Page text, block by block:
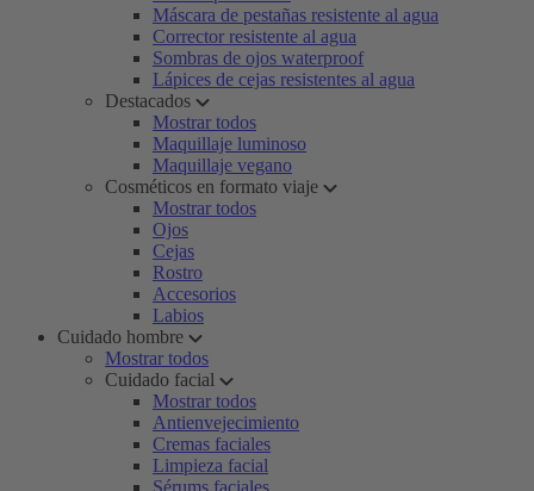
Máscara de pestañas resistente al agua
Corrector resistente al agua
Sombras de ojos waterproof
Lápices de cejas resistentes al agua
Destacados
Mostrar todos
Maquillaje luminoso
Maquillaje vegano
Cosméticos en formato viaje
Mostrar todos
Ojos
Cejas
Rostro
Accesorios
Labios
Cuidado hombre
Mostrar todos
Cuidado facial
Mostrar todos
Antienvejecimiento
Cremas faciales
Limpieza facial
Sérums faciales